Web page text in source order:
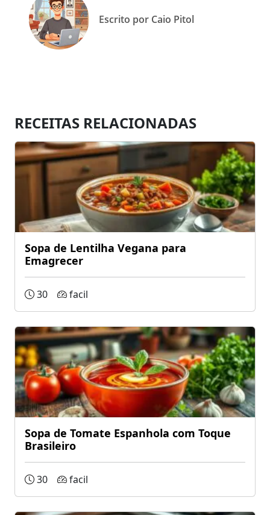
Escrito por Caio Pitol
RECEITAS RELACIONADAS
Sopa de Lentilha Vegana para
Emagrecer
30 facil
Sopa de Tomate Espanhola com Toque
Brasileiro
30 facil